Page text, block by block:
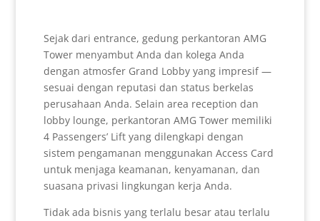
Sejak dari entrance, gedung perkantoran AMG
Tower menyambut Anda dan kolega Anda
dengan atmosfer Grand Lobby yang impresif —
sesuai dengan reputasi dan status berkelas
perusahaan Anda. Selain area reception dan
lobby lounge, perkantoran AMG Tower memiliki
4 Passengers’ Lift yang dilengkapi dengan
sistem pengamanan menggunakan Access Card
untuk menjaga keamanan, kenyamanan, dan
suasana privasi lingkungan kerja Anda.
Tidak ada bisnis yang terlalu besar atau terlalu